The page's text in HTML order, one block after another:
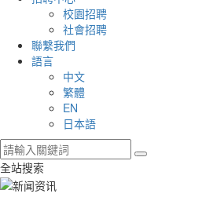
校園招聘
社會招聘
聯繫我們
語言
中文
繁體
EN
日本語
全站搜索